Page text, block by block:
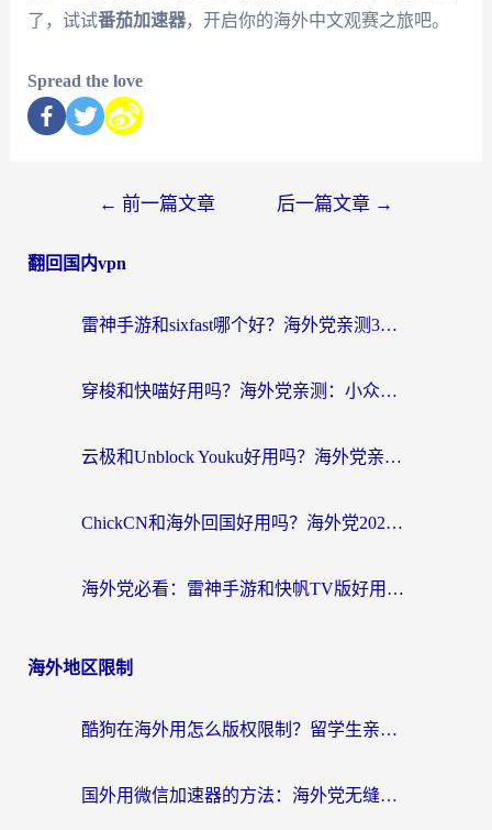
了，试试番茄加速器，开启你的海外中文观赛之旅吧。
Spread the love
← 前一篇文章 后一篇文章 →
翻回国内vpn
雷神手游和sixfast哪个好？海外党亲测3款回国加速器，教你选对不踩坑
穿梭和快喵好用吗？海外党亲测：小众加速器对比+番茄加速器深度体验
云极和Unblock Youku好用吗？海外党亲测+2026回国加速器避坑指南
ChickCN和海外回国好用吗？海外党2026亲测：从手游到影音，选对加速器的3个关键
海外党必看：雷神手游和快帆TV版好用吗？3步选对回国加速器不踩坑
海外地区限制
酷狗在海外用怎么版权限制？留学生亲测：3步解决听国内音乐难题
国外用微信加速器的方法：海外党无缝连接国内生活的实用指南